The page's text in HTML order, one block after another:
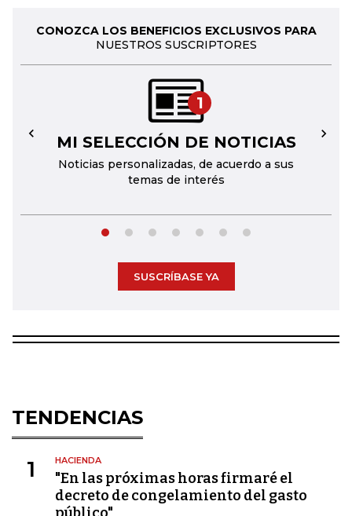
CONOZCA LOS BENEFICIOS EXCLUSIVOS PARA
NUESTROS SUSCRIPTORES
1
MI SELECCIÓN DE NOTICIAS
Noticias personalizadas, de acuerdo a sus
temas de interés
← →
SUSCRÍBASE YA
TENDENCIAS
1 HACIENDA
"En las próximas horas firmaré el
decreto de congelamiento del gasto